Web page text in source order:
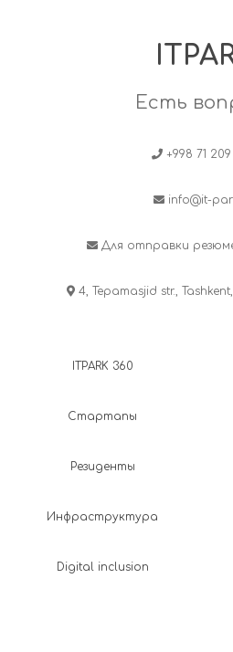
Есть
+998 71 209
info@it-
Для отправки
4, Tepamasjid str.,
ITPARK 360
Стартапы
Резиденты
Инфраструктура
Digital inclusion